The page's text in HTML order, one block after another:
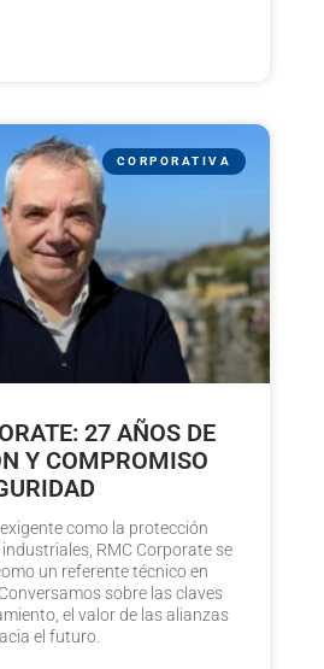
CORPORATIVA
27 AÑOS DE
Y COMPROMISO
como la protección
RMC Corporate se
un referente técnico en
sobre las claves
el valor de las alianzas
el futuro.